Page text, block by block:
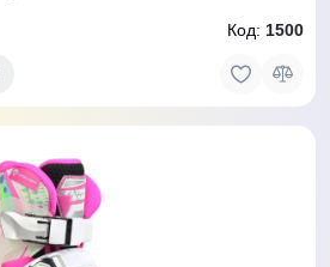
Код: 1500